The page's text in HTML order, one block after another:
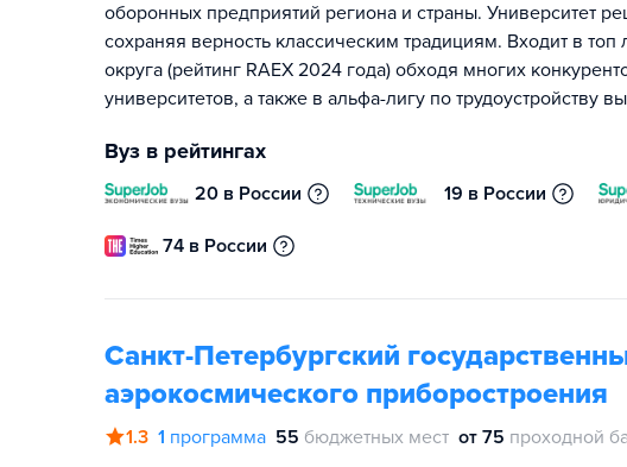
оборонных предприятий региона и страны. Университет
сохраняя верность классическим традициям. Входит в
округа (рейтинг RAEX 2024 года) обходя многих
университетов, а также в альфа-лигу по
Вуз в рейтингах
20 в России 19 в России
74 в России
Санкт-Петербургский
аэрокосмического приборостроения
1.3 1 программа 55 бюджетных мест от 75 проходной